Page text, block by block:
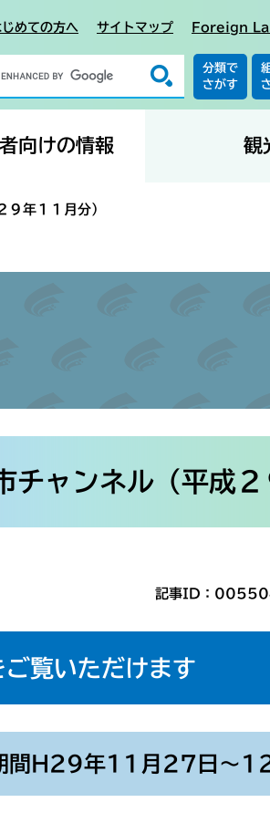
じめての方へ サイトマップ Foreign
分類で
さがす
向けの情報 観
９年１１月分）
チャンネル（平成２
記事ID：
ご覧いただけます
間H29年11月27日～